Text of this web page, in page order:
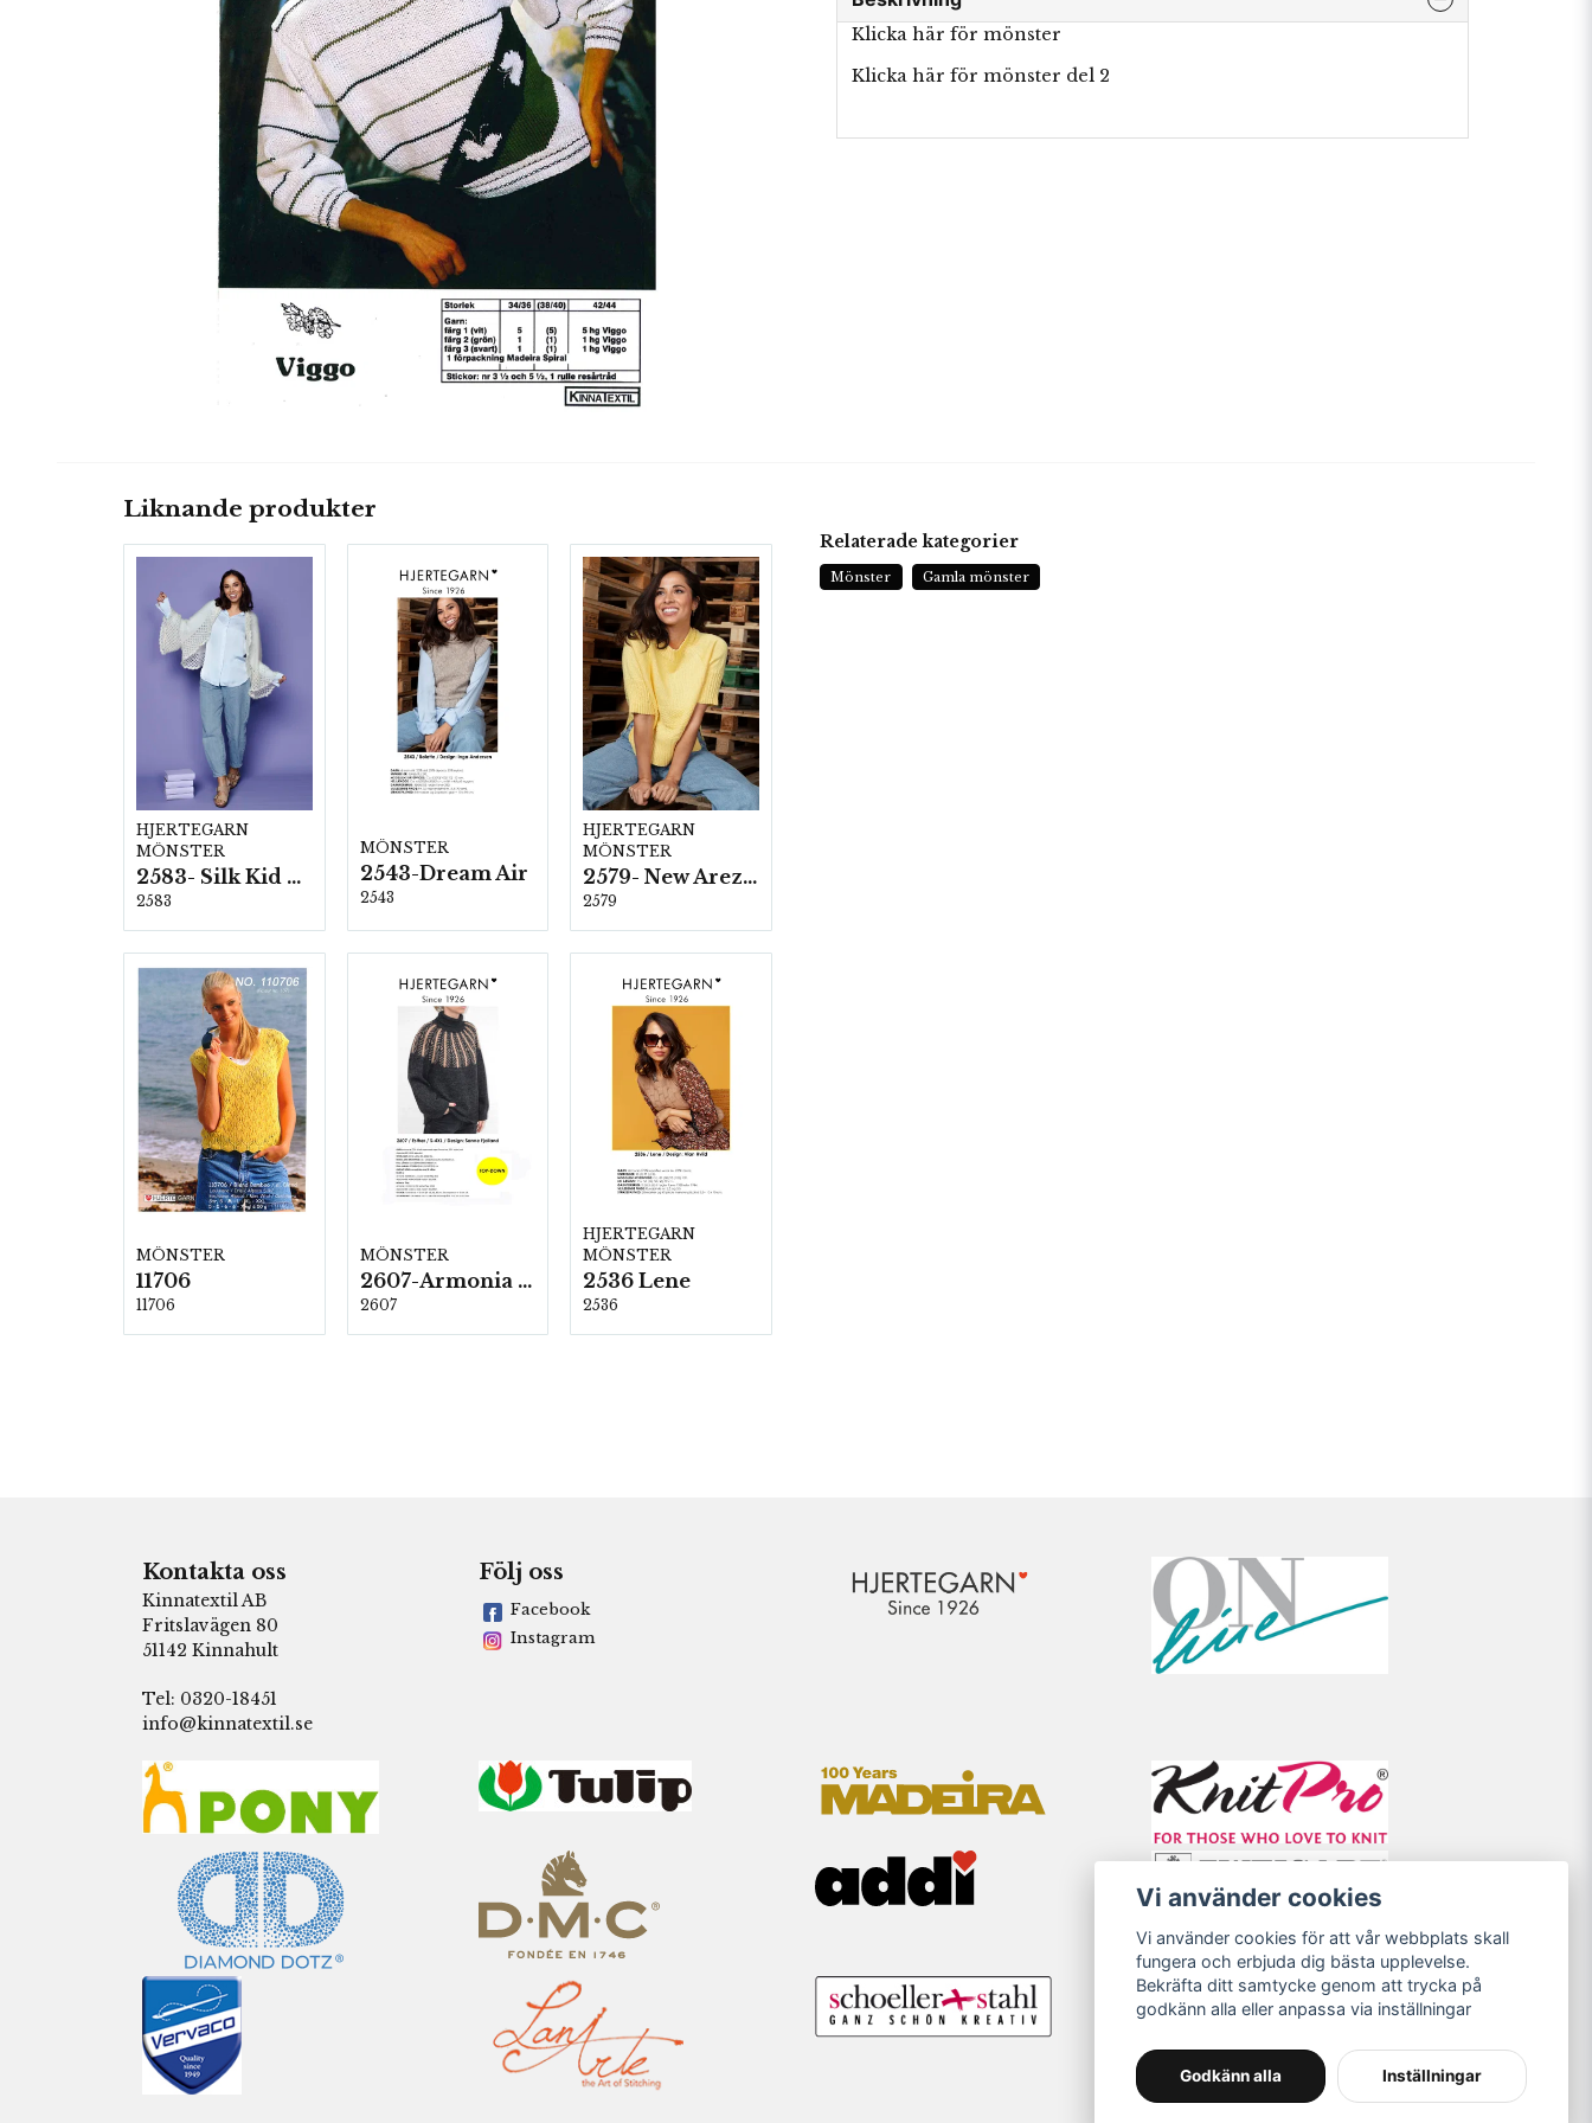
Klicka här för mönster
Klicka här för mönster del 2
Liknande produkter
HJERTEGARN
MÖNSTER
2583- Silk Kid Mohair
2583
MÖNSTER
2543-Dream Air
2543
HJERTEGARN
MÖNSTER
2579- New Arezzo
2579
MÖNSTER
11706
11706
MÖNSTER
2607-Armonia och Alpaca 400
2607
HJERTEGARN
MÖNSTER
2536 Lene
2536
Relaterade kategorier
Mönster Gamla mönster
Kontakta oss
Kinnatextil AB
Fritslavägen 80
51142 Kinnahult
Tel: 0320-18451
info@kinnatextil.se
Följ oss
Facebook
Instagram
Vi använder cookies
Vi använder cookies för att vår webbplats skall
fungera och erbjuda dig bästa upplevelse.
Bekräfta ditt samtycke genom att trycka på
godkänn alla eller anpassa via inställningar
Godkänn alla Inställningar